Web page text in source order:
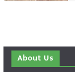
About Us